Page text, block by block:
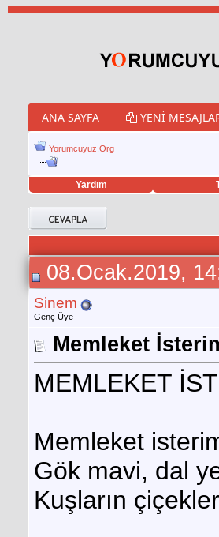
ANA SAYFA YENI
Yorumcuyuz.Org
Yardım
hilesi
08.Ocak.2019,
Sinem
Genç Üye
Memleket
MEMLEKET
Memleket
Gök mavi, dal
Kuşların